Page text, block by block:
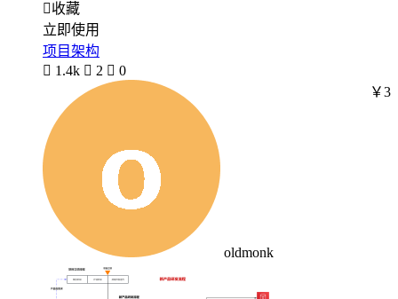
收藏
立即使用
项目架构
 1.4k  2  0
oldmonk
￥3